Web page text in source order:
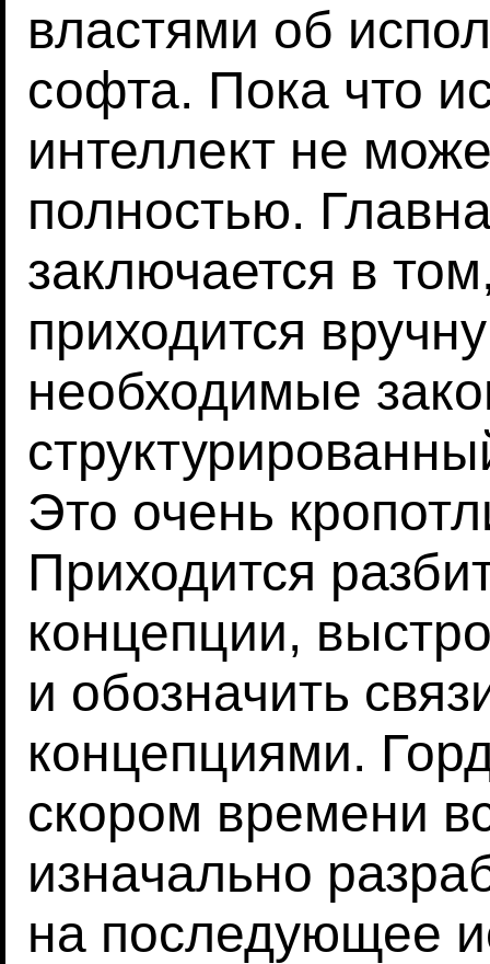
властями об
софта. Пока что
интеллект не
полностью.
заключается в
приходится
необходимые
Это очень
Приходится
концепции,
и обозначить
концепциями.
скором времени
изначально
на последующее